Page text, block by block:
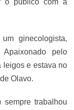
o público com a
ginecologista,
pelo
leigos e estava no
Olavo.
sempre trabalhou